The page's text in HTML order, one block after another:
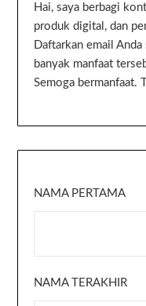
Hai, saya berbagi
produk digital, dan
Daftarkan email
banyak manfaat
Semoga bermanfaat.
NAMA PERTAMA
NAMA TERAKHIR